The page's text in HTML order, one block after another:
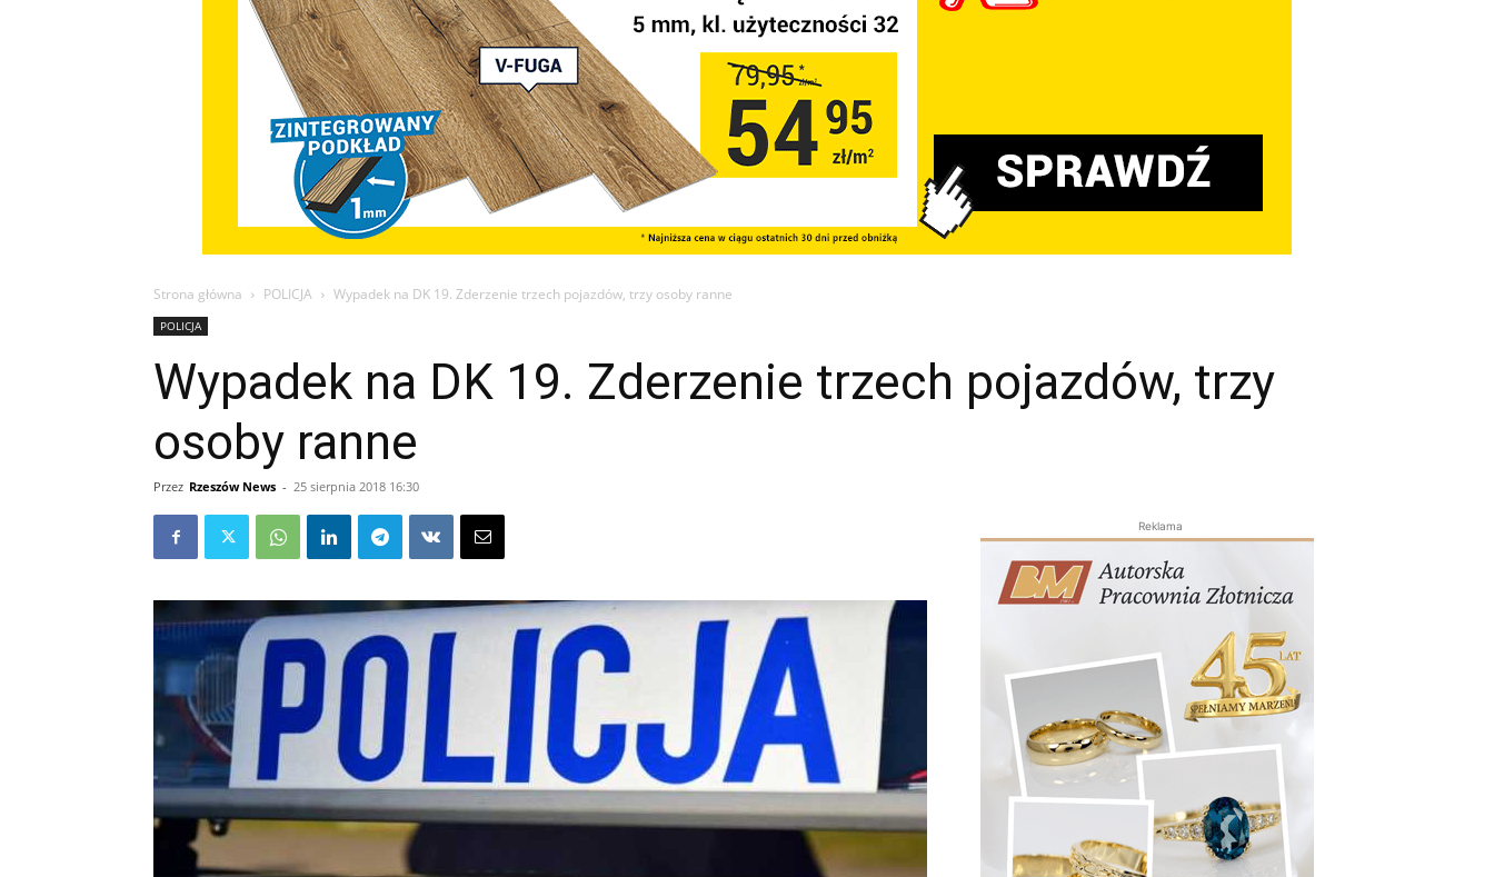
Strona główna POLICJA Wypadek na DK 19. Zderzenie trzech pojazdów, trzy osoby ranne
POLICJA
Wypadek na DK 19. Zderzenie trzech pojazdów, trzy
osoby ranne
Przez Rzeszów News - 25 sierpnia 2018 16:30
Reklama